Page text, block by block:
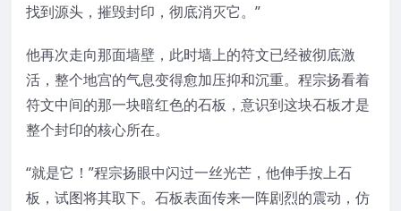
找到源头，摧毁封印，彻底消灭它。”
他再次走向那面墙壁，此时墙上的符文已经被彻底激
活，整个地宫的气息变得愈加压抑和沉重。程宗扬看着
符文中间的那一块暗红色的石板，意识到这块石板才是
整个封印的核心所在。
“就是它！”程宗扬眼中闪过一丝光芒，他伸手按上石
板，试图将其取下。石板表面传来一阵剧烈的震动，仿